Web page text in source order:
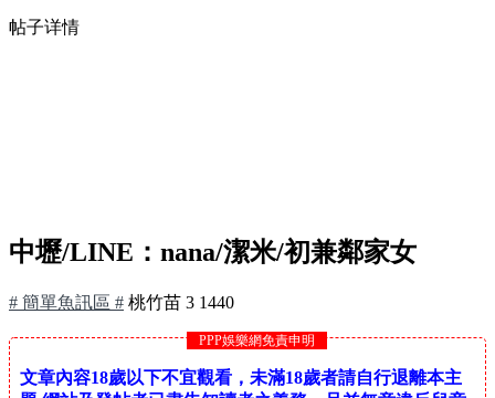
帖子详情
中壢/LINE：nana/潔米/初兼鄰家女
# 簡單魚訊區 # 桃竹苗 3 1440
PPP娛樂網免責申明
文章內容18歲以下不宜觀看，未滿18歲者請自行退離本主